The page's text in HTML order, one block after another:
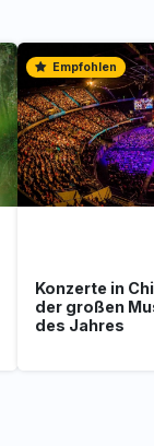
Empfohlen
Konzerte in
der großen
des Jahres